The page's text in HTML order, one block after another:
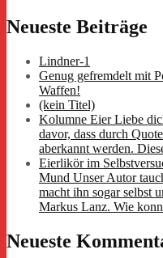
Neueste Beiträge
Lindner-1
Genug gefremdelt mit
Waffen!
(kein Titel)
Kolumne Eier Liebe
davor, dass durch
aberkannt werden.
Eierlikör im
Mund Unser Autor
macht ihn sogar selbst
Markus Lanz. Wie
Neueste